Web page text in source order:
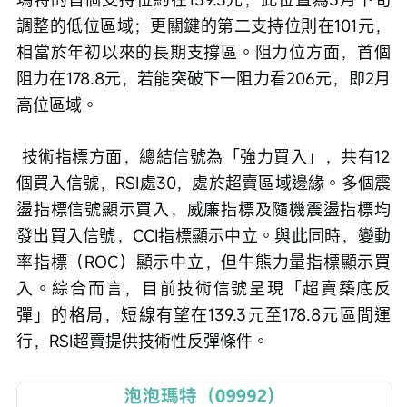
調整的低位區域；更關鍵的第二支持位則在101元，
相當於年初以來的長期支撐區。阻力位方面，首個
阻力在178.8元，若能突破下一阻力看206元，即2月
高位區域。
個買入信號，RSI處30，處於超賣區域邊緣。多個震
盪指標信號顯示買入，威廉指標及隨機震盪指標均
發出買入信號，CCI指標顯示中立。與此同時，變動
率指標（ROC）顯示中立，但牛熊力量指標顯示買
入。綜合而言，目前技術信號呈現「超賣築底反
彈」的格局，短線有望在139.3元至178.8元區間運
行，RSI超賣提供技術性反彈條件。